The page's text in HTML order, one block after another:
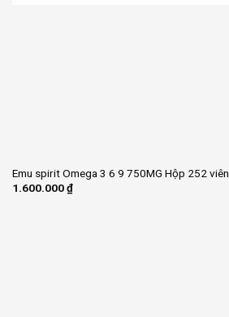
Emu spirit Omega 3 6 9 750MG Hộp 252 viên
1.600.000₫